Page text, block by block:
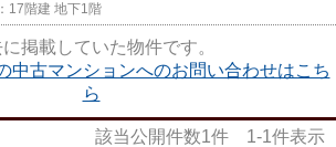
17階建 地下1階
掲載していた物件です。
中古マンションへのお問い合わせはこち
ら
該当公開件数1件 1-1件表示